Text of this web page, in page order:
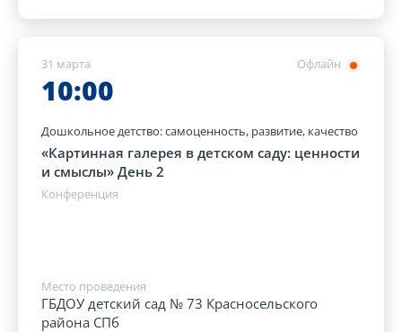
Офлайн
31 марта
10:00
Дошкольное детство: самоценность, развитие, качество
«Картинная галерея в детском саду: ценности
и смыслы» День 2
Конференция
Место проведения
ГБДОУ детский сад № 73 Красносельского
района СПб